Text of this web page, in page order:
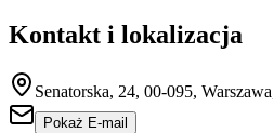
Kontakt i lokalizacja
Senatorska, 24, 00-095,
Pokaż E-mail